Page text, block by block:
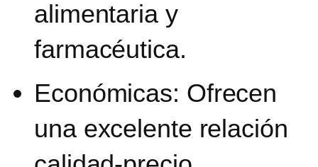
alimentaria y
farmacéutica.
Económicas: Ofrecen
una excelente relación